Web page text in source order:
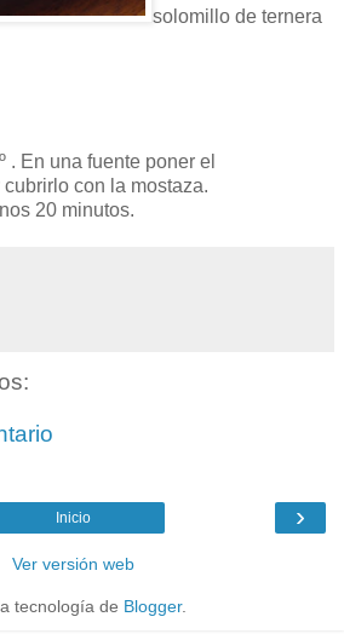
solomillo de ternera
. En una fuente poner el
con la mostaza.
20 minutos.
›
Inicio
Ver versión web
tecnología de Blogger.